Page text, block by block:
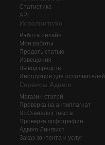
Статистика
API
Исполнителю
Работа онлайн
Мои работы
Продать статью
Извещения
Вывод средств
Инструкции для исполнителей
Сервисы Адвего
Магазин статей
Проверка на антиплагиат
SEO-анализ текста
Проверка орфографии
Адвего Лингвист
Заказ контента и услуг